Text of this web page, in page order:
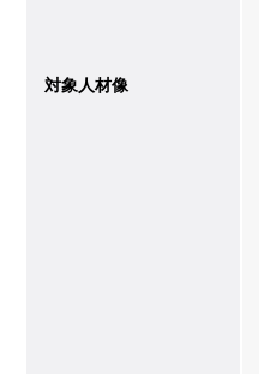
対象人材像